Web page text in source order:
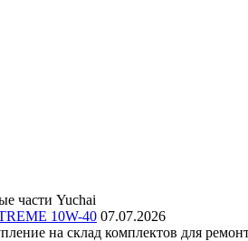
части Yuchai
10W-40 07.07.2026
на склад комплектов для